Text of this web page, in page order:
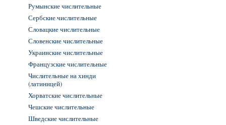
Румынские числительные
Сербские числительные
Словацкие числительные
Словенские числительные
Украинские числительные
Французские числительные
Числительные на хинди
(латиницей)
Хорватские числительные
Чешские числительные
Шведские числительные